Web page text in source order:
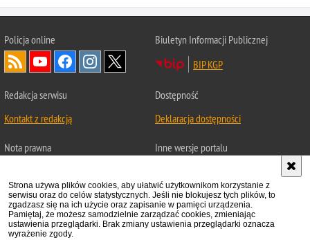
Strona używa plików cookies, aby ułatwić użytkownikom korzystanie z
serwisu oraz do celów statystycznych. Jeśli nie blokujesz tych plików, to
zgadzasz się na ich użycie oraz zapisanie w pamięci urządzenia.
Pamiętaj, że możesz samodzielnie zarządzać cookies, zmieniając
ustawienia przeglądarki. Brak zmiany ustawienia przeglądarki oznacza
wyrażenie zgody.
Policjaonline
Biuletyn Informacji Publicznej
BIP KGP
Redakcja serwisu
Kontakt z redakcją
Dostępność
Deklaracja dostępności
Nota prawna
z serwisu Statystyka.
Zapoznaj się z zasadami
Polityka prywatności
Inne wersje portalu
About Polish Police